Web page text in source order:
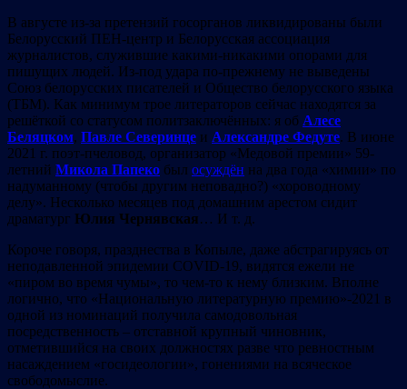
В августе из-за претензий госорганов ликвидированы были
Белорусский ПЕН-центр и Белорусская ассоциация
журналистов, служившие какими-никакими опорами для
пишущих людей. Из-под удара по-прежнему не выведены
Союз белорусских писателей и Общество белорусского языка
(ТБМ). Как минимум трое литераторов сейчас находятся за
решёткой со статусом политзаключённых: я об Алесе
Беляцком, Павле Северинце и Александре Федуте. В июне
2021 г. поэт-пчеловод, организатор «Медовой премии» 59-
летний Микола Папеко был осуждён на два года «химии» по
надуманному (чтобы другим неповадно?) «хороводному
делу». Несколько месяцев под домашним арестом сидит
драматург Юлия Чернявская… И т. д.
Короче говоря, празднества в Копыле, даже абстрагируясь от
неподавленной эпидемии COVID-19, видятся ежели не
«пиром во время чумы», то чем-то к нему близким. Вполне
логично, что «Национальную литературную премию»-2021 в
одной из номинаций получила самодовольная
посредственность – отставной крупный чиновник,
отметившийся на своих должностях разве что ревностным
насаждением «госидеологии», гонениями на всяческое
свободомыслие.